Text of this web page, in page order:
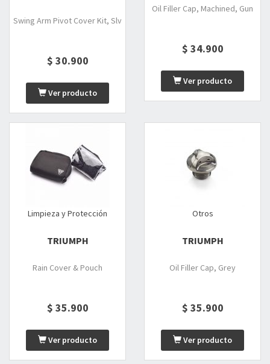
Swing Arm Pivot Cover Kit, Slv
$ 30.900
Ver producto
Oil Filler Cap, Machined, Gun
$ 34.900
Ver producto
Limpieza y Protección
TRIUMPH
Rain Cover & Pouch
$ 35.900
Ver producto
Otros
TRIUMPH
Oil Filler Cap, Grey
$ 35.900
Ver producto